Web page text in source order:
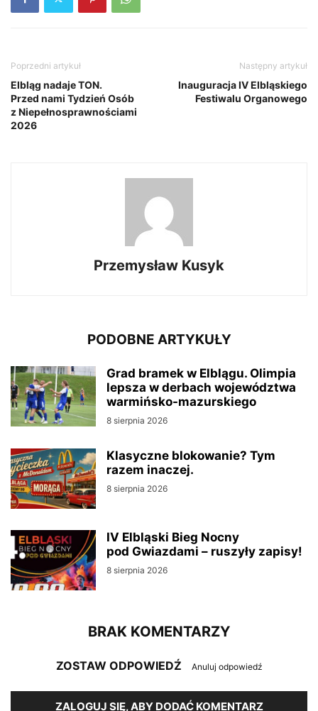
Poprzedni artykuł
Elbląg nadaje TON.
Przed nami Tydzień Osób
z Niepełnosprawnościami
2026
Następny artykuł
Inauguracja IV Elbląskiego
Festiwalu Organowego
Przemysław Kusyk
PODOBNE ARTYKUŁY
Grad bramek w Elblągu. Olimpia
lepsza w derbach województwa
warmińsko-mazurskiego
8 sierpnia 2026
Klasyczne blokowanie? Tym
razem inaczej.
8 sierpnia 2026
IV Elbląski Bieg Nocny
pod Gwiazdami – ruszyły zapisy!
8 sierpnia 2026
BRAK KOMENTARZY
ZOSTAW ODPOWIEDŹ Anuluj odpowiedź
ZALOGUJ SIĘ, ABY DODAĆ KOMENTARZ